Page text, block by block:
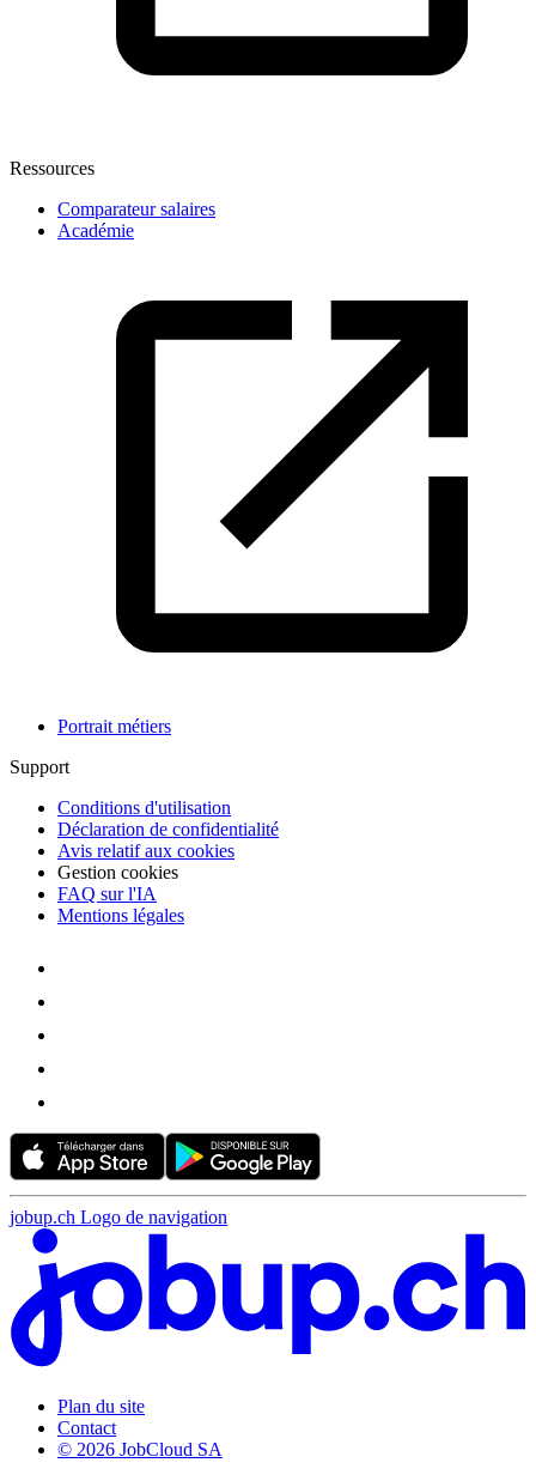
Ressources
Comparateur salaires
Académie
Portrait métiers
Support
Conditions d'utilisation
Déclaration de confidentialité
Avis relatif aux cookies
Gestion cookies
FAQ sur l'IA
Mentions légales
jobup.ch Logo de navigation
Plan du site
Contact
© 2026 JobCloud SA